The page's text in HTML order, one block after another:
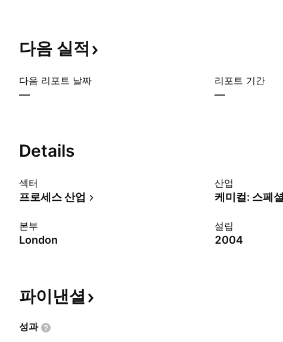
다음 실적
다음 리포트 날짜
—
리포트 기간
—
Details
섹터
프로세스 산업
산업
케미컬: 스페
본부
London
설립
2004
파이낸셜
성과